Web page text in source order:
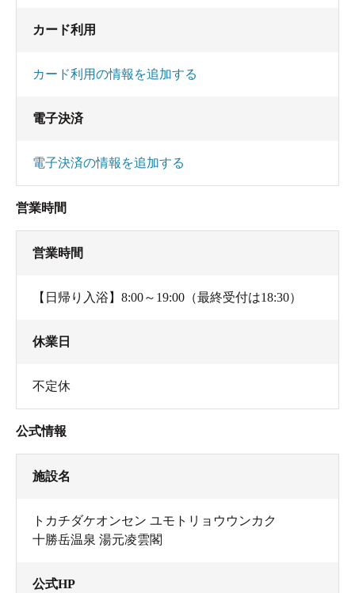
でも、なんだかとっても心配そう…
「ジャグジーでよく温まって、最後にはサウナで体温め
てから出てね。あと…」
って。
まぁ、なんとかなるさー。
カード利用
カード利用の情報を追加する
電子決済
電子決済の情報を追加する
営業時間
営業時間
【日帰り入浴】8:00～19:00（最終受付は18:30）
休業日
不定休
公式情報
施設名
トカチダケオンセン ユモトリョウウンカク
十勝岳温泉 湯元凌雲閣
公式HP